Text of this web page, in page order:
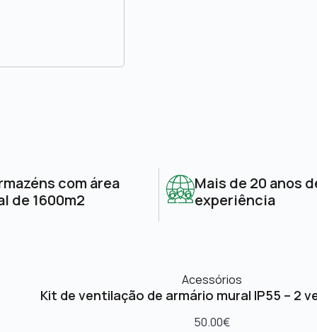
com área
de 1600m2
Mais de 20 anos
experiência
Acessórios
Kit de ventilação de armário mural IP55 – 2
50.00€